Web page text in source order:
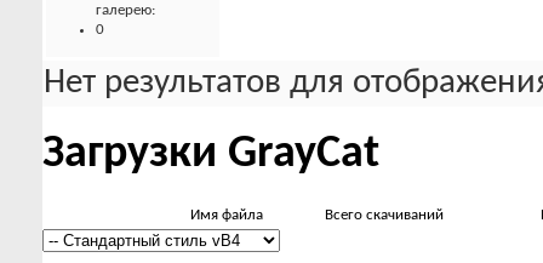
галерею:
0
Нет результатов для
Загрузки GrayCat
Имя файла Всего скачиваний